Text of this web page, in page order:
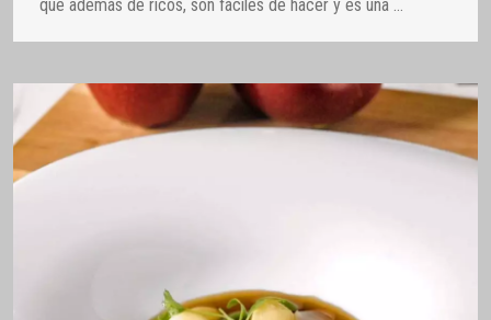
que además de ricos, son fáciles de hacer y es una …